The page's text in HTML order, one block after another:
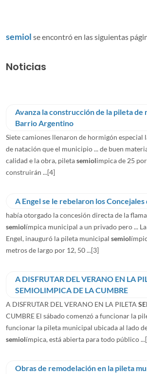
semiol se encontró en las siguientas
Noticias
Avanza la construcción de la pileta de
Barrio Argentino
Siete camiones llenaron de hormigón especial
de natación que el municipio ... de buen
calidad e la obra, piletasemiolimpica de 25
construirán ...[4]
A Engel se le rebelaron los Concejales
había otorgado la concesión directa de la
semiolímpica municipal a un privado pero ...
Engel, inauguró la pileta municipal semiol
metros de largo por 12, 50 ...[3]
A DISFRUTAR DEL VERANO EN LA
SEMIOLIMPICA DE LA CUMBRE
A DISFRUTAR DEL VERANO EN LA PILETA
CUMBRE El sábado comenzó a funcionar la
funcionar la pileta municipal ubicada al lado
semiolímpica, está abierta para todo público ...
Obras de remodelación en la pileta